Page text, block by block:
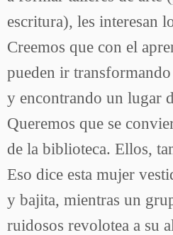
escritura), les interesan
Creemos que con el
pueden ir
y encontrando un lugar
Queremos que se
de la biblioteca. Ellos,
Eso dice esta mujer
y bajita, mientras un
ruidosos revolotea a su